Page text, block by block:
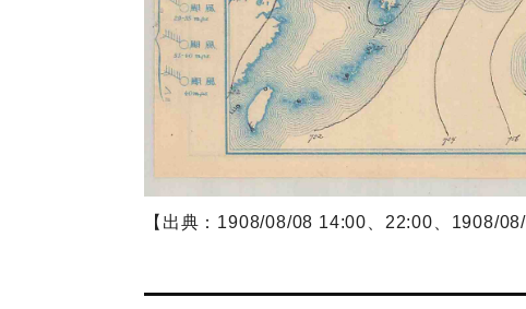
【出典：1908/08/08 14:00、22:00、1908/